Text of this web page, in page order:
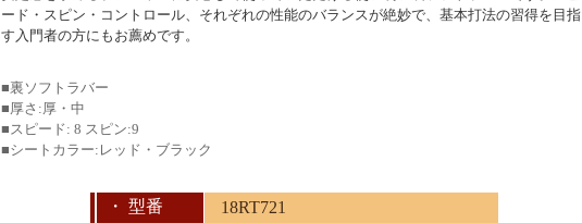
ード・スピン・コントロール、それぞれの性能のバランスが絶妙で、基本打法の習得を目指
す入門者の方にもお薦めです。
■裏ソフトラバー
■厚さ:厚・中
■スピード: 8 スピン:9
■シートカラー:レッド・ブラック
・ 型番
18RT721